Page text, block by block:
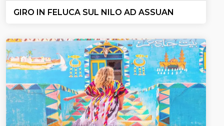
GIRO IN FELUCA SUL NILO AD ASSUAN